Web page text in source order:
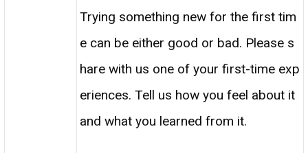
Trying something new for the first tim
e can be either good or bad. Please s
hare with us one of your first-time exp
eriences. Tell us how you feel about it
and what you learned from it.